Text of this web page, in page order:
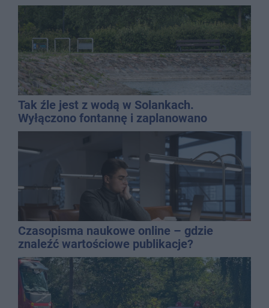
Tak źle jest z wodą w Solankach.
Wyłączono fontannę i zaplanowano
dolewkę
Czasopisma naukowe online – gdzie
znaleźć wartościowe publikacje?